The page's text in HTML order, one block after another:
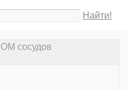
Найти!
сосудов